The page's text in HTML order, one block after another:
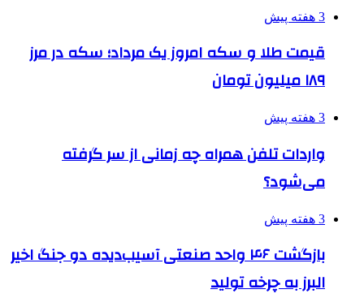
3 هفته پیش
قیمت طلا و سکه امروز یک مرداد؛ سکه در مرز
۱۸۹ میلیون تومان
3 هفته پیش
واردات تلفن همراه چه زمانی از سر گرفته
می‌شود؟
3 هفته پیش
بازگشت ۴۶ واحد صنعتی آسیب‌دیده دو جنگ اخیر
البرز به چرخه تولید